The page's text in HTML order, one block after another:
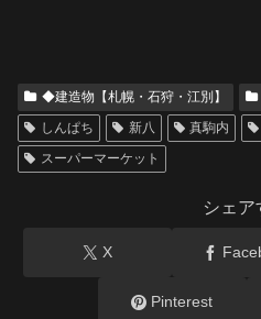
◆建造物【札幌・石狩・江別】
しんぱち
新八 真駒内
スーパーマーケット
シェア
X
Pinterest